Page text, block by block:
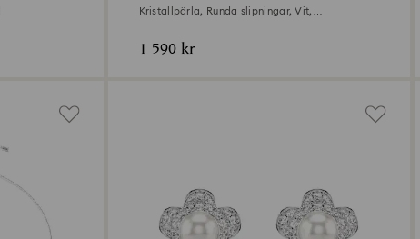
Kristallpärla, Runda slipningar, Vit,
1 590 kr